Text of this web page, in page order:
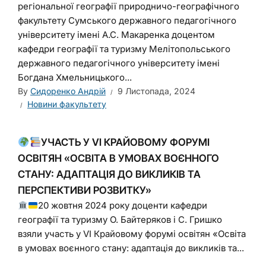
регіональної географії природничо-географічного
факультету Сумського державного педагогічного
університету імені А.С. Макаренка доцентом
кафедри географії та туризму Мелітопольського
державного педагогічного університету імені
Богдана Хмельницького...
By Сидоренко Андрій
9 Листопада, 2024
Новини факультету
УЧАСТЬ У VI КРАЙОВОМУ ФОРУМІ
ОСВІТЯН «ОСВІТА В УМОВАХ ВОЄННОГО
СТАНУ: АДАПТАЦІЯ ДО ВИКЛИКІВ ТА
ПЕРСПЕКТИВИ РОЗВИТКУ»
20 жовтня 2024 року доценти кафедри
географії та туризму О. Байтеряков і С. Гришко
взяли участь у VI Крайовому форумі освітян «Освіта
в умовах воєнного стану: адаптація до викликів та...